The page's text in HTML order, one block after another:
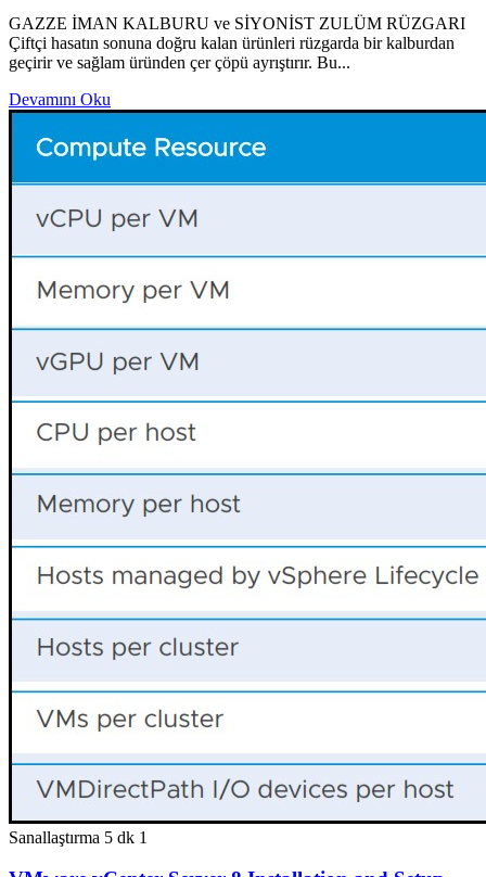
GAZZE İMAN KALBURU ve SİYONİST ZULÜM RÜZGARI
Çiftçi hasatın sonuna doğru kalan ürünleri rüzgarda bir kalburdan
geçirir ve sağlam üründen çer çöpü ayrıştırır. Bu...
Devamını Oku
Sanallaştırma 5 dk 1